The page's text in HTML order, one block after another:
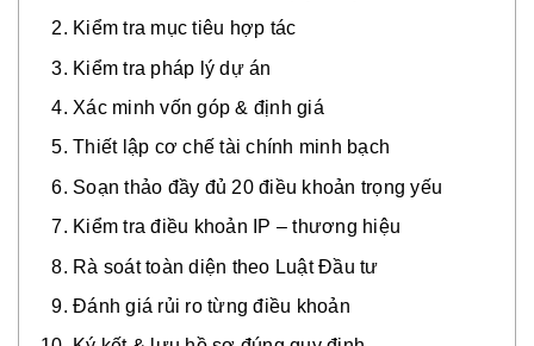
Kiểm tra mục tiêu hợp tác
Kiểm tra pháp lý dự án
Xác minh vốn góp & định giá
Thiết lập cơ chế tài chính minh bạch
Soạn thảo đầy đủ 20 điều khoản trọng yếu
Kiểm tra điều khoản IP – thương hiệu
Rà soát toàn diện theo Luật Đầu tư
Đánh giá rủi ro từng điều khoản